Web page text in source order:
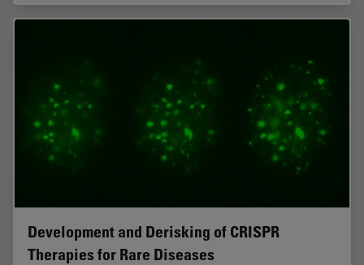
Development and Derisking of CRISPR
Therapies for Rare Diseases